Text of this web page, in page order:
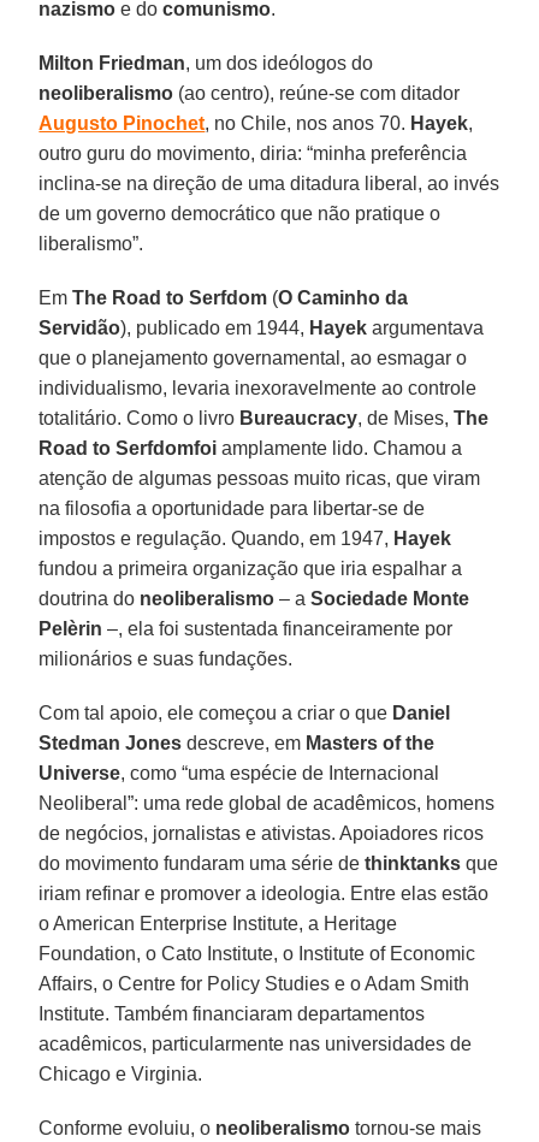
nazismo e docomunismo.
Milton Friedman, um dos ideólogos do
neoliberalismo (ao centro), reúne-se com ditador
Augusto Pinochet, no Chile, nos anos 70. Hayek,
outro guru do movimento, diria: “minha preferência
inclina-se na direção de uma ditadura liberal, ao invés
de um governo democrático que não pratique o
liberalismo”.
EmThe Road to Serfdom (O Caminho da
Servidão), publicado em 1944, Hayek argumentava
que o planejamento governamental, ao esmagar o
individualismo, levaria inexoravelmente ao controle
totalitário. Como o livro Bureaucracy, de Mises,The
Road to Serfdomfoi amplamente lido. Chamou a
atenção de algumas pessoas muito ricas, que viram
na filosofia a oportunidade para libertar-se de
impostos e regulação. Quando, em 1947, Hayek
fundou a primeira organização que iria espalhar a
doutrina do neoliberalismo – aSociedade Monte
Pelèrin –, ela foi sustentada financeiramente por
milionários e suas fundações.
Com tal apoio, ele começou a criar o que Daniel
Stedman Jones descreve, em Masters of the
Universe, como “uma espécie de Internacional
Neoliberal”: uma rede global de acadêmicos, homens
de negócios, jornalistas e ativistas. Apoiadores ricos
do movimento fundaram uma série dethinktanks que
iriam refinar e promover a ideologia. Entre elas estão
o American Enterprise Institute, a Heritage
Foundation, o Cato Institute, o Institute of Economic
Affairs, o Centre for Policy Studies e o Adam Smith
Institute. Também financiaram departamentos
acadêmicos, particularmente nas universidades de
Chicago e Virginia.
Conforme evoluiu, o neoliberalismo tornou-se mais